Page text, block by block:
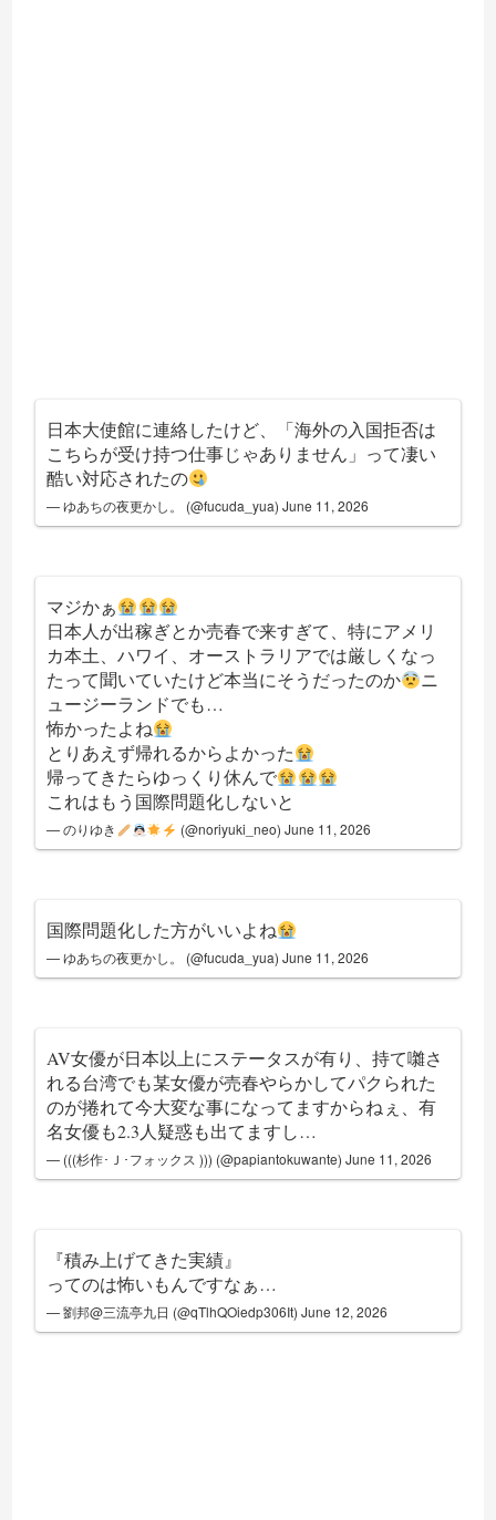
日本大使館に連絡したけど、「海外の入国拒否は
こちらが受け持つ仕事じゃありません」って凄い
酷い対応されたの
— ゆあちの夜更かし。 (@fucuda_yua)June 11, 2026
マジかぁ
日本人が出稼ぎとか売春で来すぎて、特にアメリ
カ本土、ハワイ、オーストラリアでは厳しくなっ
たって聞いていたけど本当にそうだったのか
ニ
ュージーランドでも…
怖かったよね
とりあえず帰れるからよかった
帰ってきたらゆっくり休んで
これはもう国際問題化しないと
— のりゆき (@noriyuki_neo) June 11, 2026
国際問題化した方がいいよね
— ゆあちの夜更かし。 (@fucuda_yua)June 11, 2026
AV女優が日本以上にステータスが有り、持て囃さ
れる台湾でも某女優が売春やらかしてパクられた
のが捲れて今大変な事になってますからねぇ、有
名女優も2.3人疑惑も出てますし…
— (((杉作･Ｊ･フォックス ))) (@papiantokuwante)June 11, 2026
『積み上げてきた実績』
ってのは怖いもんですなぁ…
— 劉邦@三流亭九日 (@qTlhQOiedp306It)June 12, 2026